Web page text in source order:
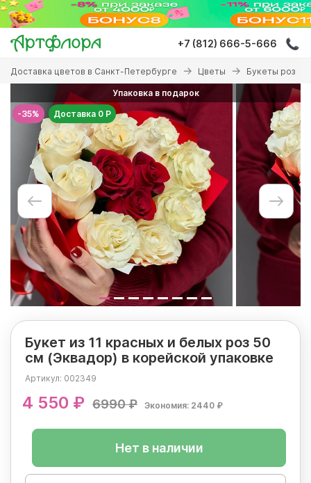
Перейти
основному
содержанию
+7 (812) 666-5-666
Вы
здесь
Доставка цветов в Санкт-Петербурге Цветы Букеты роз
-35%
Упаковка в подарок
Доставка 0 Р
Букет из 11 красных и белых роз 50
см (Эквадор) в корейской упаковке
Артикул: 002349
4 550 ₽ 6990 ₽ Экономия: 2440 ₽
Нет в наличии